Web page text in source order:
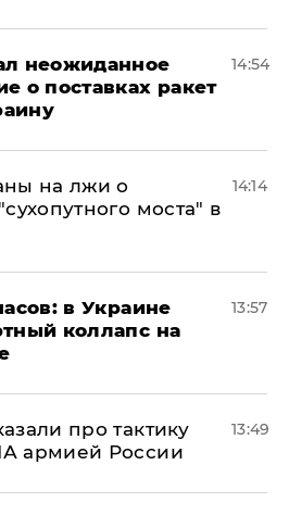
неожиданное
о поставках ракет
14:54
на лжи о
моста" в
14:14
в Украине
коллапс на
13:57
про тактику
армией России
13:49